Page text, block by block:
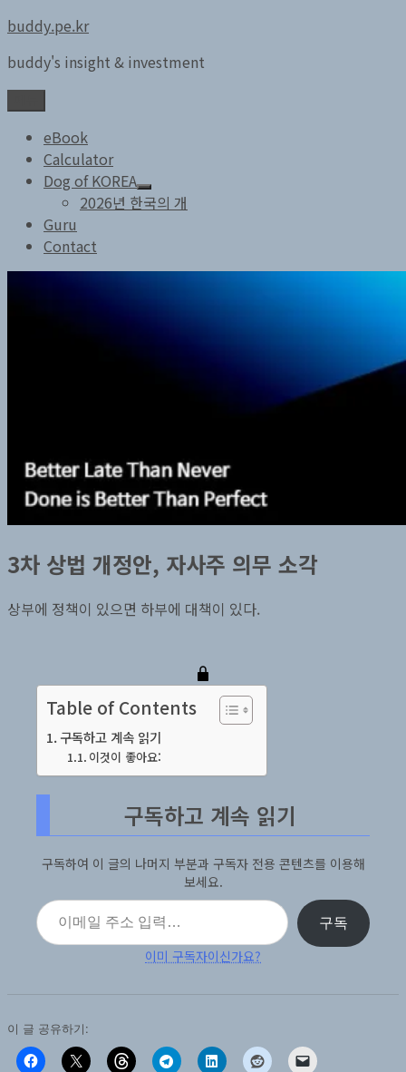
콘
츠
로
바
buddy.pe.kr
buddy's insight & investment
eBook
Calculator
Dog of KOREA
하
위
장
2026년 한국의 개
Guru
Contact
3차 상법 개정안, 자사주 의무 소각
상부에 정책이 있으면 하부에 대책이 있다.
Table of Contents
구독하고 계속 읽기
이것이 좋아요:
구독하고 계속 읽기
구독하여 이 글의 나머지 부분과 구독자 전용 콘텐츠를 이용해
보세요.
이메일 주소 입력…
구독
이미 구독자이신가요?
이 글 공유하기: